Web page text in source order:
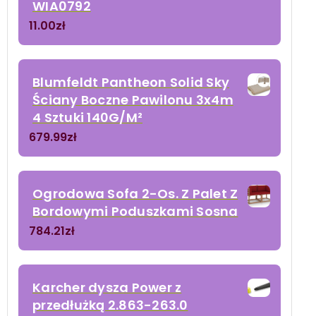
WIA0792
11.00zł
Blumfeldt Pantheon Solid Sky
Ściany Boczne Pawilonu 3x4m
4 Sztuki 140G/M²
679.99zł
Ogrodowa Sofa 2-Os. Z Palet Z
Bordowymi Poduszkami Sosna
784.21zł
Karcher dysza Power z
przedłużką 2.863-263.0